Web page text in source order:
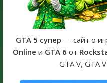
Получайте особые
Fine Art Collector
GTA 6 официальная
Auto VI
GTA 5 супер — сайт о
Online и GTA 6 от
GTA V, GTA